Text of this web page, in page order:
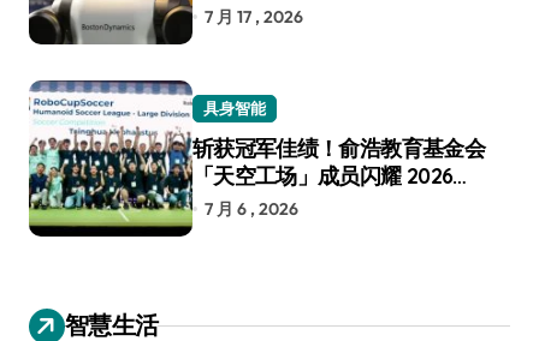
7 月 17 , 2026
具身智能
斩获冠军佳绩！俞浩教育基金会
「天空工场」成员闪耀 2026
RoboCup 机器人世界杯
7 月 6 , 2026
智慧生活